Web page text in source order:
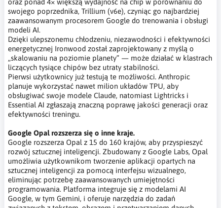
swojego poprzednika, Trillium (v6e), czyniąc go najbardziej
zaawansowanym procesorem Google do trenowania i obsługi
modeli AI.
Dzięki ulepszonemu chłodzeniu, niezawodności i efektywności
energetycznej Ironwood został zaprojektowany z myślą o
„skalowaniu na poziomie planety” — może działać w klastrach
liczących tysiące chipów bez utraty stabilności.
Pierwsi użytkownicy już testują te możliwości. Anthropic
planuje wykorzystać nawet milion układów TPU, aby
obsługiwać swoje modele Claude, natomiast Lightricks i
Essential AI zgłaszają znaczną poprawę jakości generacji oraz
efektywności treningu.
Google Opal rozszerza się o inne kraje.
Google rozszerza Opal z 15 do 160 krajów, aby przyspieszyć
rozwój sztucznej inteligencji. Zbudowany z Google Labs, Opal
umożliwia użytkownikom tworzenie aplikacji opartych na
sztucznej inteligencji za pomocą interfejsu wizualnego,
eliminując potrzebę zaawansowanych umiejętności
programowania. Platforma integruje się z modelami AI
Google, w tym Gemini, i oferuje narzędzia do zadań